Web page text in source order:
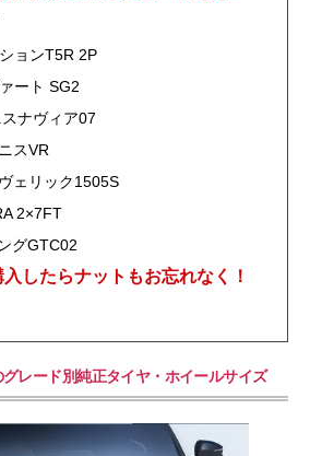
ョンT5R 2P
ート SG2
ナヴィア07
スVR
ェリック1505S
2×7FT
グGTC02
したらナットもお忘れなく！
レード別純正タイヤ・ホイールサイズ